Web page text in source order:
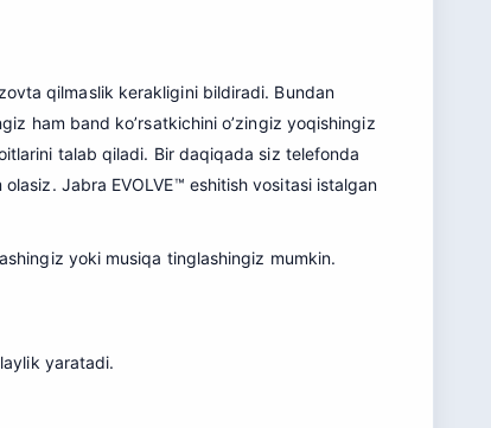
qilmaslik kerakligini bildiradi. Bundan
ham band ko’rsatkichini o’zingiz yoqishingiz
talab qiladi. Bir daqiqada siz telefonda
Jabra EVOLVE™ eshitish vositasi istalgan
yoki musiqa tinglashingiz mumkin.
yaratadi.